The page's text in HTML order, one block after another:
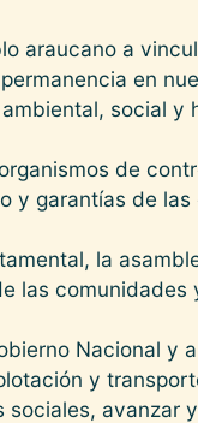
araucano a
en
social y
de
y garantías de
la
las
Nacional y
y
sociales, avanzar